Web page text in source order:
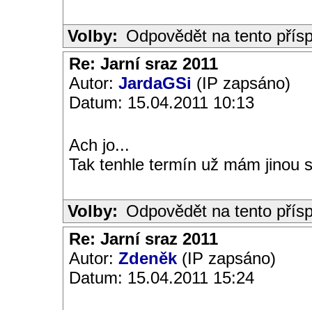
Volby: Odpovědět na tento
Re: Jarní sraz 2011
Autor: JardaGSi (IP zapsáno)
Datum: 15.04.2011 10:13
Ach jo...
Tak tenhle termín už mám jinou
Volby: Odpovědět na tento
Re: Jarní sraz 2011
Autor: Zdeněk (IP zapsáno)
Datum: 15.04.2011 15:24